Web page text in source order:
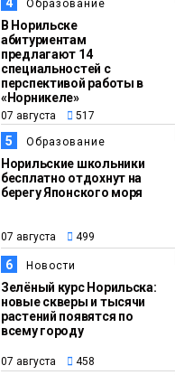
13:59
07 августа
Новости
«Домик
«Самолёт
появятся
4 Образование
В Норильске
абитуриентам
предлагают 14
специальностей с
перспективой работы в
«Норникеле»
07 августа 517
5 Образование
Норильские школьники
бесплатно отдохнут на
берегу Японского моря
07 августа 499
6 Новости
Зелёный курс Норильска:
новые скверы и тысячи
растений появятся по
всему городу
07 августа 458